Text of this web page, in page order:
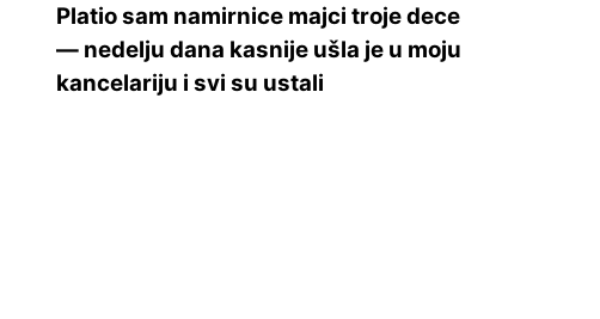
Platio sam namirnice majci troje dece
— nedelju dana kasnije ušla je u moju
kancelariju i svi su ustali